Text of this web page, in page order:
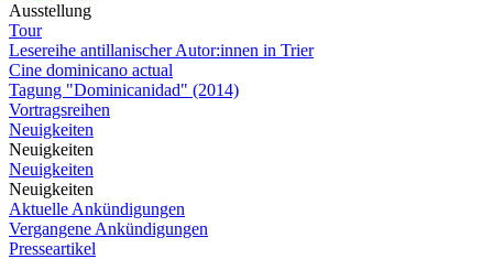
Ausstellung
Tour
Lesereihe antillanischer Autor:innen in Trier
Cine dominicano actual
Tagung "Dominicanidad" (2014)
Vortragsreihen
Neuigkeiten
Neuigkeiten
Neuigkeiten
Neuigkeiten
Aktuelle Ankündigungen
Vergangene Ankündigungen
Presseartikel